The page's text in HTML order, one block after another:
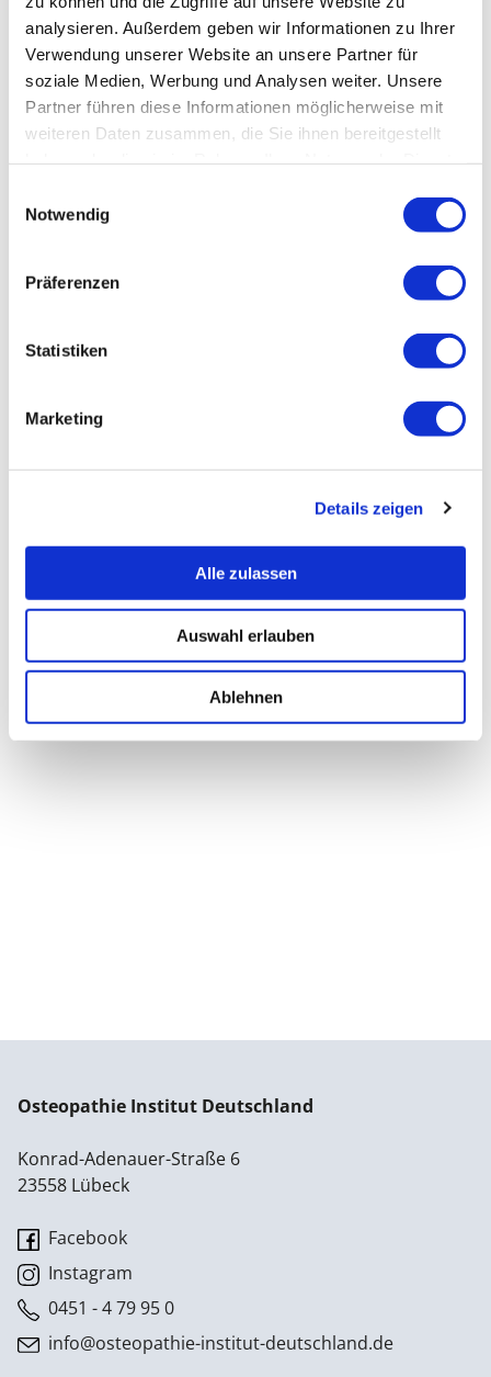
analysieren. Außerdem geben wir Informationen zu Ihrer
Verwendung unserer Website an unsere Partner für
soziale Medien, Werbung und Analysen weiter. Unsere
Partner führen diese Informationen möglicherweise mit
weiteren Daten zusammen, die Sie ihnen bereitgestellt
Notwendig
Präferenzen
Statistiken
Marketing
Details zeigen
Alle zulassen
Auswahl erlauben
Ablehnen
Osteopathie Institut Deutschland
Konrad-Adenauer-Straße 6
23558 Lübeck
Facebook
Instagram
0451 - 4 79 95 0
info@osteopathie-institut-deutschland.de